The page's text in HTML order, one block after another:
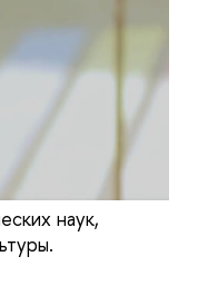
наук,